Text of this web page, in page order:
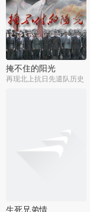
掩不住的阳光
再现北上抗日先遣队历史
生死兄弟情